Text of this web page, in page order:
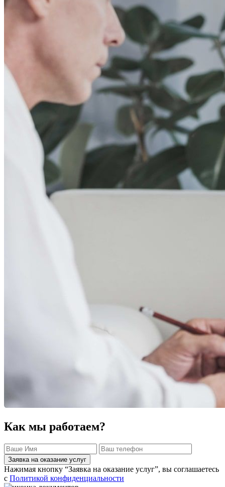
Как мы работаем?
Заявка на оказание услуг
Нажимая кнопку “Заявка на оказание услуг”, вы соглашаетесь
с Политикой конфиденциальности